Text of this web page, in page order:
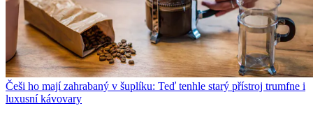
Češi ho mají zahrabaný v šuplíku: Teď tenhle starý přístroj trumfne i
luxusní kávovary